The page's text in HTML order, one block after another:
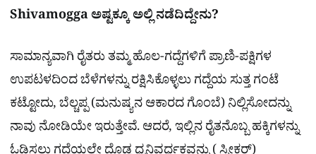
Shivamogga ಅಷ್ಟಕ್ಕೂ ಅಲ್ಲಿ ನಡೆದಿದ್ದೇನು?
ಸಾಮಾನ್ಯವಾಗಿ ರೈತರು ತಮ್ಮ ಹೊಲ-ಗದ್ದೆಗಳಿಗೆ ಪ್ರಾಣಿ-ಪಕ್ಷಿಗಳ
ಉಪಟಳದಿಂದ ಬೆಳೆಗಳನ್ನು ರಕ್ಷಿಸಿಕೊಳ್ಳಲು ಗದ್ದೆಯ ಸುತ್ತ ಗಂಟೆ
ಕಟ್ಟೋದು, ಬೆಲ್ಚಪ್ಪ (ಮನುಷ್ಯನ ಆಕಾರದ ಗೊಂಬೆ) ನಿಲ್ಲಿಸೋದನ್ನು
ನಾವು ನೋಡಿಯೇ ಇರುತ್ತೇವೆ. ಆದರೆ, ಇಲ್ಲಿನ ರೈತನೊಬ್ಬ ಹಕ್ಕಿಗಳನ್ನು